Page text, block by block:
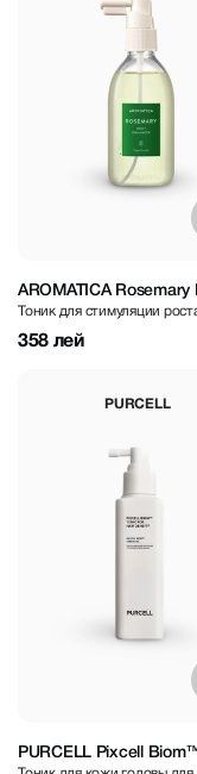
AROMATICA Rosemary
Enhancer 100 ml
Тоник для стимуляции
розмарином и женьшенем
358 лей
PURCELL
PURCELL Pixcell